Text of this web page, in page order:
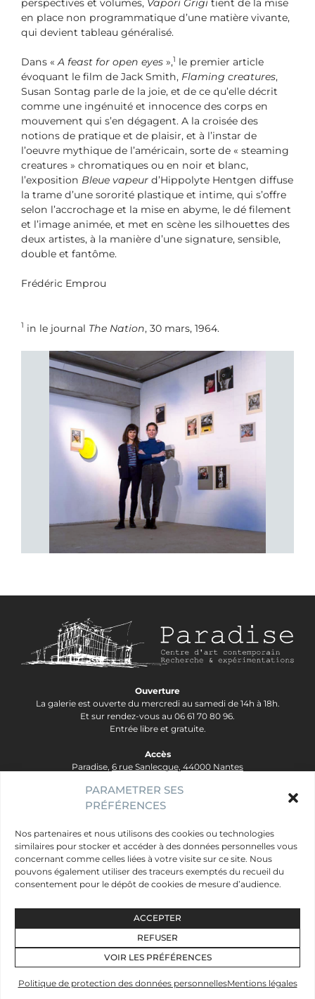
PARAMETRER SES
PRÉFÉRENCES
Nos partenaires et nous utilisons des cookies ou technologies
similaires pour stocker et accéder à des données personnelles vous
concernant comme celles liées à votre visite sur ce site. Nous
pouvons également utiliser des traceurs exemptés du recueil du
consentement pour le dépôt de cookies de mesure d’audience.
ACCEPTER
REFUSER
VOIR LES PRÉFÉRENCES
Politique de protection des données personnellesMentions légales
perspectives et volumes, Vapori Grigi tient de la mise
en place non programmatique d’une matière vivante,
qui devient tableau généralisé.
Dans «A feast for open eyes »,1 le premier article
évoquant le film de Jack Smith, Flaming creatures,
Susan Sontag parle de la joie, et de ce qu’elle décrit
comme une ingénuité et innocence des corps en
mouvement qui s’en dégagent. A la croisée des
notions de pratique et de plaisir, et à l’instar de
l’oeuvre mythique de l’américain, sorte de « steaming
creatures » chromatiques ou en noir et blanc,
l’exposition Bleue vapeur d’Hippolyte Hentgen diffuse
la trame d’une sororité plastique et intime, qui s’offre
selon l’accrochage et la mise en abyme, le dé filement
et l’image animée, et met en scène les silhouettes des
deux artistes, à la manière d’une signature, sensible,
double et fantôme.
Frédéric Emprou
1 in le journal The Nation, 30 mars, 1964.
Ouverture
La galerie est ouverte du mercredi au samedi de 14h à 18h.
Et sur rendez-vous au 06 61 70 80 96.
Entrée libre et gratuite.
Accès
Paradise, 6 rue Sanlecque, 44000 Nantes
contact@galerie-paradise.fr
Paradise
Artistes
Évènements
Publics
Mentions légales
Données personnelles
Newsletter
Facebook InstagramVimeo SoundCloud Spotify